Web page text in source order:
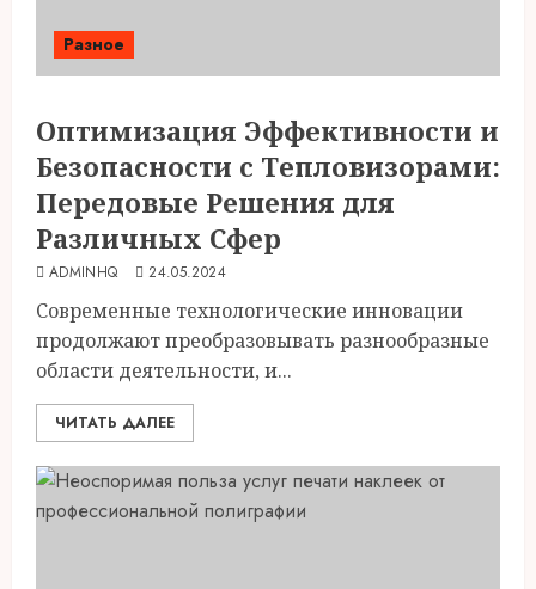
Разное
Оптимизация Эффективности и
Безопасности с Тепловизорами:
Передовые Решения для
Различных Сфер
ADMINHQ 24.05.2024
Современные технологические инновации
продолжают преобразовывать разнообразные
области деятельности, и...
ЧИТАТЬ ДАЛЕЕ